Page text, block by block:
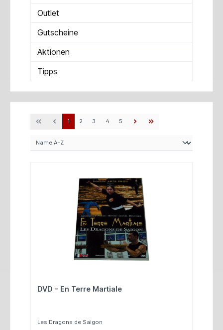
Outlet
Gutscheine
Aktionen
Tipps
1 2 3 4 5
DVD - En Terre Martiale
Les Dragons de Saigon